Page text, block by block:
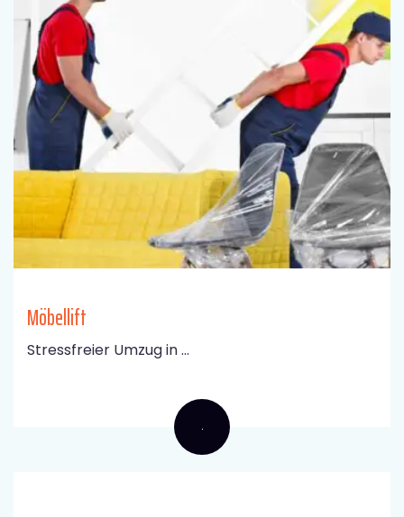
Möbellift
Stressfreier Umzug in ...